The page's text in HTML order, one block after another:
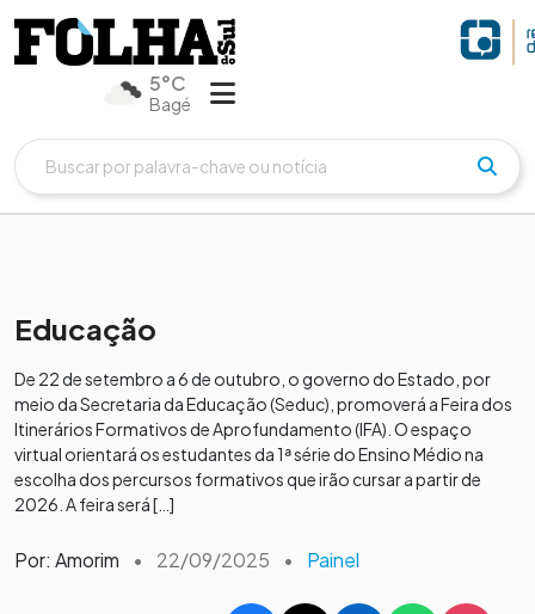
5°C
Bagé
Educação
De 22 de setembro a 6 de outubro, o governo do Estado, por
meio da Secretaria da Educação (Seduc), promoverá a Feira dos
Itinerários Formativos de Aprofundamento (IFA). O espaço
virtual orientará os estudantes da 1ª série do Ensino Médio na
escolha dos percursos formativos que irão cursar a partir de
2026. A feira será […]
Por: Amorim • 22/09/2025 • Painel